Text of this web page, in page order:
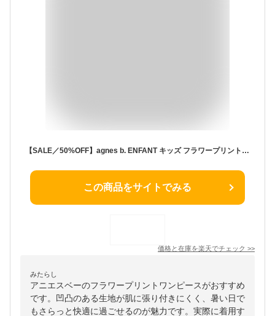
【SALE／50%OFF】agnes b. ENFANT キッズ フラワープリント シアサッカー ノースリーブ ワンピース アニエスベー ワンピース・ドレス その他のワンピース・ドレス ブルー【送料無料】
この商品をサイトでみる
価格と在庫を楽天でチェック >>
みたらし
アニエスベーのフラワープリントワンピースがおすすめ
です。凹凸のある生地が肌に張り付きにくく、暑い日で
もさらっと快適に過ごせるのが魅力です。実際に着用す